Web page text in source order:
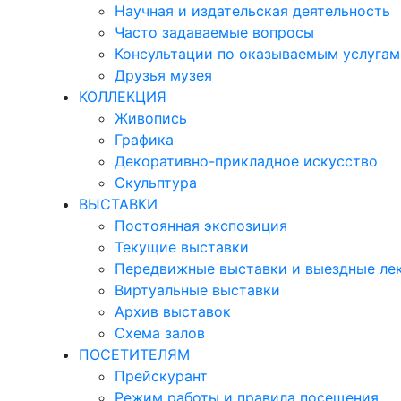
Научная и издательская деятельность
Часто задаваемые вопросы
Консультации по оказываемым услугам
Друзья музея
КОЛЛЕКЦИЯ
Живопись
Графика
Декоративно-прикладное искусство
Скульптура
ВЫСТАВКИ
Постоянная экспозиция
Текущие выставки
Передвижные выставки и выездные
Виртуальные выставки
Архив выставок
Схема залов
ПОСЕТИТЕЛЯМ
Прейскурант
Режим работы и правила посещения